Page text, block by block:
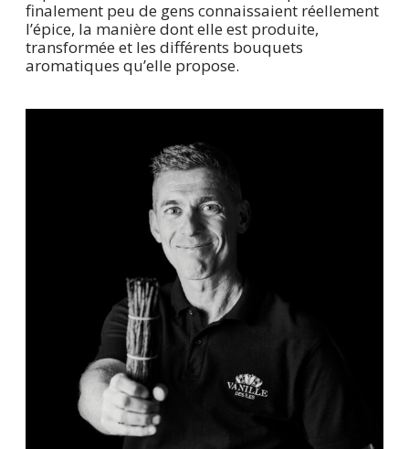
finalement peu de gens connaissaient réellement
l’épice, la manière dont elle est produite,
transformée et les différents bouquets
aromatiques qu’elle propose.